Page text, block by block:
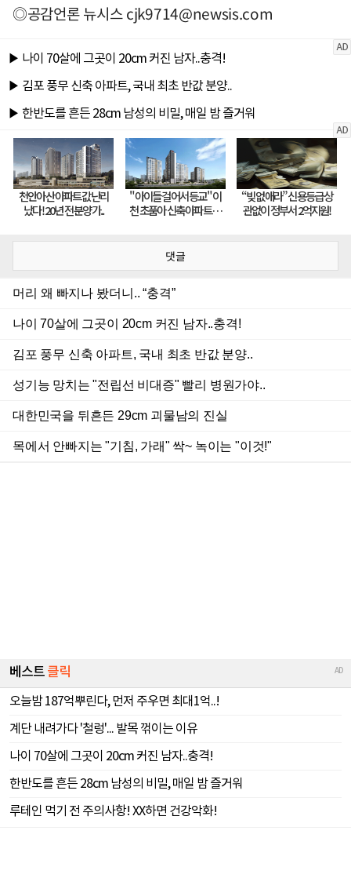
◎공감언론 뉴시스cjk9714@newsis.com
댓글